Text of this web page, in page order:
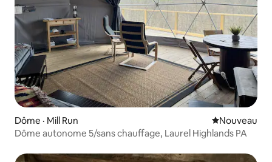
Dôme · Mill Run Nouvel
Nouveau
Dôme autonome 5/sans chauffage, Laurel Highlands PA